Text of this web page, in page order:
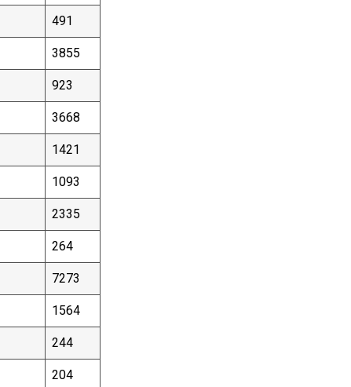
491
3855
923
3668
1421
1093
2335
264
7273
1564
244
204